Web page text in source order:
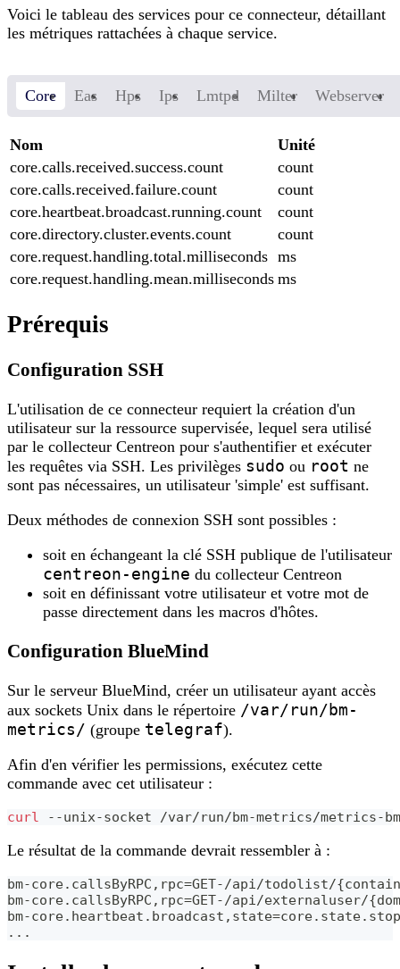
Voici le tableau des services pour ce connecteur, détaillant
les métriques rattachées à chaque service.
Core Eas Hps Ips Lmtpd Milter Webserver
Nom
Unité
core.calls.received.success.count
count
core.calls.received.failure.count
count
core.heartbeat.broadcast.running.count
count
core.directory.cluster.events.count
count
core.request.handling.total.milliseconds ms
core.request.handling.mean.milliseconds ms
Prérequis
Configuration SSH
L'utilisation de ce connecteur requiert la création d'un
utilisateur sur la ressource supervisée, lequel sera utilisé
par le collecteur Centreon pour s'authentifier et exécuter
les requêtes via SSH. Les privilèges sudo ou root ne
sont pas nécessaires, un utilisateur 'simple' est suffisant.
Deux méthodes de connexion SSH sont possibles :
soit en échangeant la clé SSH publique de l'utilisateur
centreon-engine du collecteur Centreon
soit en définissant votre utilisateur et votre mot de
passe directement dans les macros d'hôtes.
Configuration BlueMind
Sur le serveur BlueMind, créer un utilisateur ayant accès
aux sockets Unix dans le répertoire /var/run/bm-
metrics/ (groupe telegraf).
Afin d'en vérifier les permissions, exécutez cette
commande avec cet utilisateur :
curl --unix-socket /var/run/bm-metrics/metrics-
Le résultat de la commande devrait ressembler à :
bm-core.callsByRPC,rpc=GET-/api/todolist/{
bm-core.callsByRPC,rpc=GET-/api/externaluser/{
bm-core.heartbeat.broadcast,state=
.. .